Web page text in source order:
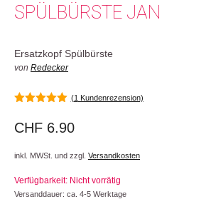
SPÜLBÜRSTE JAN
Ersatzkopf Spülbürste
von Redecker
(1 Kundenrezension)
CHF 6.90
inkl. MWSt. und zzgl. Versandkosten
Verfügbarkeit: Nicht vorrätig
Versanddauer: ca. 4-5 Werktage